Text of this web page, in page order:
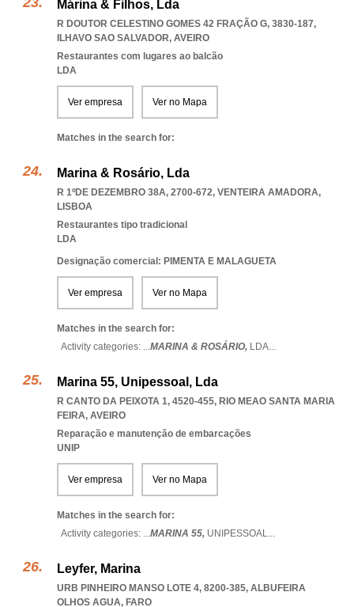
Márina & Filhos, Lda
R DOUTOR CELESTINO GOMES 42 FRAÇÃO G, 3830-187,
ILHAVO SAO SALVADOR, AVEIRO
Restaurantes com lugares ao balcão
LDA
Ver empresa Ver no Mapa
Matches in the search for:
Marina & Rosário, Lda
R 1ºDE DEZEMBRO 38A, 2700-672, VENTEIRA AMADORA,
LISBOA
Restaurantes tipo tradicional
LDA
Designação comercial: PIMENTA E MALAGUETA
Ver empresa Ver no Mapa
Matches in the search for:
Activity categories: ...MARINA & ROSÁRIO, LDA...
Marina 55, Unipessoal, Lda
R CANTO DA PEIXOTA 1, 4520-455, RIO MEAO SANTA MARIA
FEIRA, AVEIRO
Reparação e manutenção de embarcações
UNIP
Ver empresa Ver no Mapa
Matches in the search for:
Activity categories: ...MARINA 55, UNIPESSOAL...
Leyfer, Marina
URB PINHEIRO MANSO LOTE 4, 8200-385, ALBUFEIRA
OLHOS AGUA, FARO